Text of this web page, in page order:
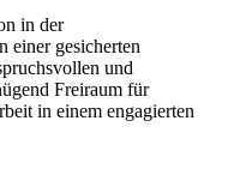
in der
einer gesicherten
und
Freiraum für
in einem engagierten